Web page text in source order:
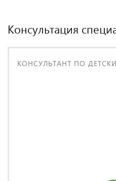
Консультация
КОНСУЛЬТАНТ ПО